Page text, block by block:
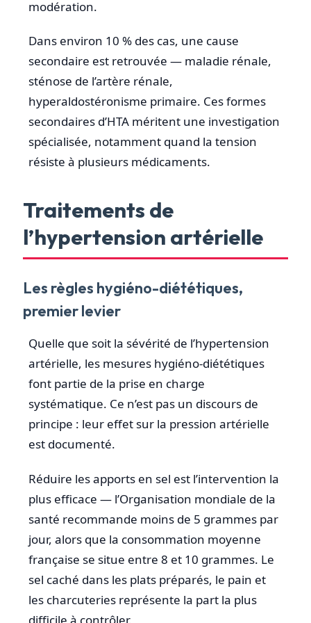
modération.
Dans environ 10 % des cas, une cause
secondaire est retrouvée — maladie rénale,
sténose de l’artère rénale,
hyperaldostéronisme primaire. Ces formes
secondaires d’HTA méritent une investigation
spécialisée, notamment quand la tension
résiste à plusieurs médicaments.
Traitements de
l’hypertension artérielle
Les règles hygiéno-diététiques,
premier levier
Quelle que soit la sévérité de l’hypertension
artérielle, les mesures hygiéno-diététiques
font partie de la prise en charge
systématique. Ce n’est pas un discours de
principe : leur effet sur la pression artérielle
est documenté.
Réduire les apports en sel est l’intervention la
plus efficace — l’Organisation mondiale de la
santé recommande moins de 5 grammes par
jour, alors que la consommation moyenne
française se situe entre 8 et 10 grammes. Le
sel caché dans les plats préparés, le pain et
les charcuteries représente la part la plus
difficile à contrôler.